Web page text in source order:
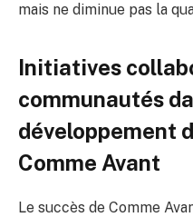
mais ne diminue pas la
Initiatives
communautés
développement
Comme Avant
Le succès de Comme